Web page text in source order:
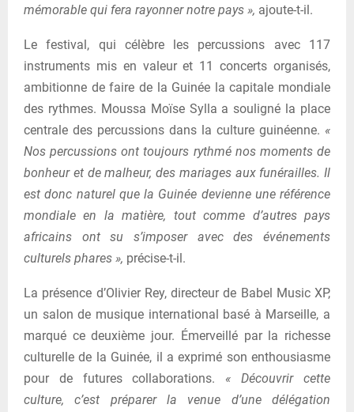
mémorable qui fera rayonner notre pays », ajoute-t-il.
Le festival, qui célèbre les percussions avec 117
instruments mis en valeur et 11 concerts organisés,
ambitionne de faire de la Guinée la capitale mondiale
des rythmes. Moussa Moïse Sylla a souligné la place
centrale des percussions dans la culture guinéenne. «
Nos percussions ont toujours rythmé nos moments de
bonheur et de malheur, des mariages aux funérailles. Il
est donc naturel que la Guinée devienne une référence
mondiale en la matière, tout comme d’autres pays
africains ont su s’imposer avec des événements
culturels phares », précise-t-il.
La présence d’Olivier Rey, directeur de Babel Music XP,
un salon de musique international basé à Marseille, a
marqué ce deuxième jour. Émerveillé par la richesse
culturelle de la Guinée, il a exprimé son enthousiasme
pour de futures collaborations. « Découvrir cette
culture, c’est préparer la venue d’une délégation